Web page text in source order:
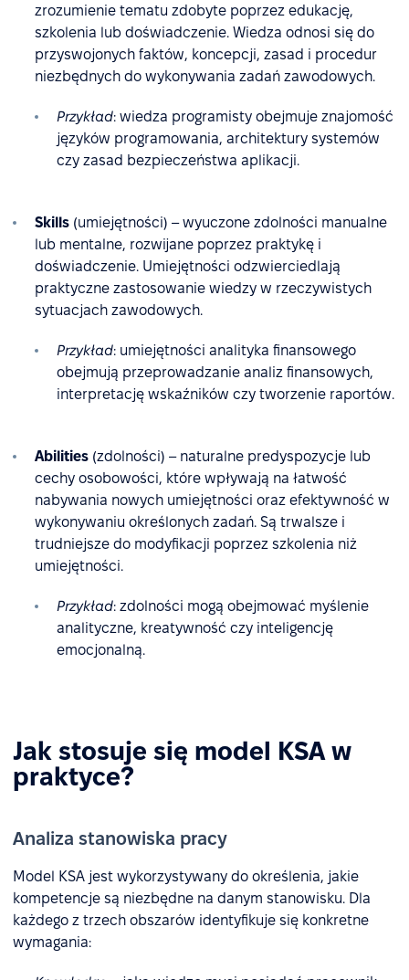
zrozumienie tematu zdobyte poprzez edukację,
szkolenia lub doświadczenie. Wiedza odnosi się do
przyswojonych faktów, koncepcji, zasad i procedur
niezbędnych do wykonywania zadań zawodowych.
Przykład: wiedza programisty obejmuje znajomość
języków programowania, architektury systemów
czy zasad bezpieczeństwa aplikacji.
Skills (umiejętności) – wyuczone zdolności manualne
lub mentalne, rozwijane poprzez praktykę i
doświadczenie. Umiejętności odzwierciedlają
praktyczne zastosowanie wiedzy w rzeczywistych
sytuacjach zawodowych.
Przykład: umiejętności analityka finansowego
obejmują przeprowadzanie analiz finansowych,
interpretację wskaźników czy tworzenie raportów.
Abilities (zdolności) – naturalne predyspozycje lub
cechy osobowości, które wpływają na łatwość
nabywania nowych umiejętności oraz efektywność w
wykonywaniu określonych zadań. Są trwalsze i
trudniejsze do modyfikacji poprzez szkolenia niż
umiejętności.
Przykład: zdolności mogą obejmować myślenie
analityczne, kreatywność czy inteligencję
emocjonalną.
Jak stosuje się model KSA w
praktyce?
Analiza stanowiska pracy
Model KSA jest wykorzystywany do określenia, jakie
kompetencje są niezbędne na danym stanowisku. Dla
każdego z trzech obszarów identyfikuje się konkretne
wymagania: